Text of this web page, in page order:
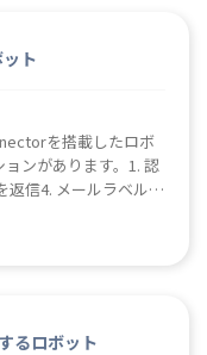
ト
を搭載したロボ
ンがあります。1. 認
返信4. メールラベル情
ルのリスト取得9. 特
るロボット